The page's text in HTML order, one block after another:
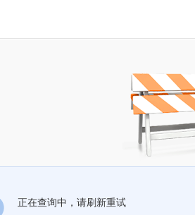
正在查询中，请刷新重试